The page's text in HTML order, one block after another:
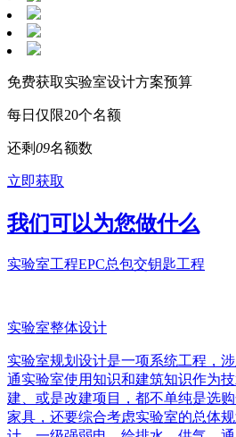
免费获取实验室设计方案预算
每日仅限20个名额
还剩09名额数
立即获取
我们可以为您做什么
实验室工程EPC总包交钥匙工程
实验室整体设计
实验室规划设计是一项系统工程，
通实验室使用知识和建筑知识作为
建、或是改建项目，都不单纯是选
家具，还要综合考虑实验室的总体